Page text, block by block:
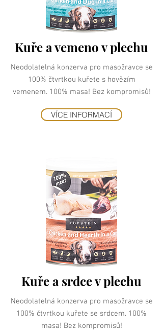
Kuře a vemeno v plechu
Neodolatelná konzerva pro masožravce se
100% čtvrtkou kuřete s hovězím
vemenem. 100% masa! Bez kompromisů!
VÍCE INFORMACÍ
Kuře a srdce v plechu
Neodolatelná konzerva pro masožravce se
100% čtvrtkou kuřete se srdcem. 100%
masa! Bez kompromisů!